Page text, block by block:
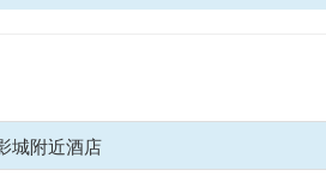
城附近酒店